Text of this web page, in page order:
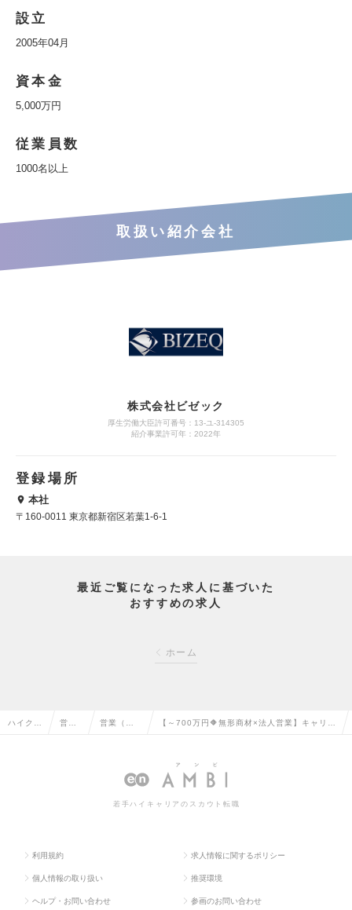
設立
2005年04月
資本金
5,000万円
従業員数
1000名以上
取扱い紹介会社
株式会社ビゼック
厚生労働大臣許可番号：13-ユ-314305
紹介事業許可年：2022年
登録場所
本社
〒160-0011 東京都新宿区若葉1-6-1
最近ご覧になった求人に基づいた
おすすめの求人
ホーム
ハイクラ 営業 営業（法 【～700万円🔶無形商材×法人営業】キャリア
の求人情報
若手ハイキャリアのスカウト転職
利用規約 求人情報に関するポリシー
個人情報の取り扱い 推奨環境
ヘルプ・お問い合わせ 参画のお問い合わせ